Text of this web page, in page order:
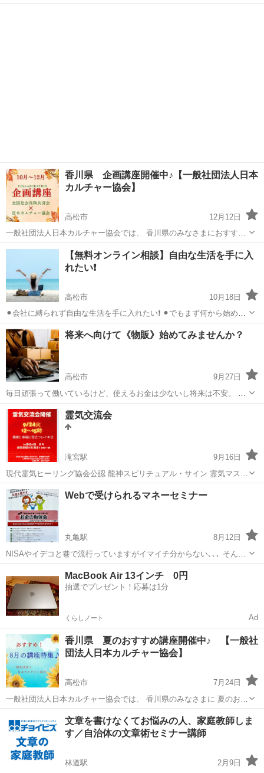
で緊張しやすい… ・言葉につまって上手く話せないときがある… ・人
香川県 企画講座開催中♪【一般社団法人日本
カルチャー協会】
高松市
12月12日
一般社団法人日本カルチャー協会では、 香川県のみなさまにおすすめ
の企画講座の開催をしております。 その他、下記の様々な募集も行っ
ております。 下記のURLをクリックすると、日程などの詳細情報を見
ることができ、 24時...
香川 高松市 生活知識 先生
【無料オンライン相談】自由な生活を手に入
れたい❗️
高松市
10月18日
⚫︎会社に縛られず自由な生活を手に入れたい❗️ ⚫︎でもまず何から始めた
ら良いか分からない💦 ⚫︎ちゃんと学んでから取り組みたい！！ そんな
風に悩んでいませんか？？ 僕も元々会社員で どうしたら...
香川 高松市 その他 オンライン
将来へ向けて《物販》始めてみませんか？
高松市
9月27日
毎日頑張って働いているけど、使えるお金は少ないし将来は不安。 で
もなかなか忙しくて、何も出来てない。 そのお悩み物販で解決してみ
ませんか？ 育児に仕事忙しいシングルマザーの方でも、会社員の方で
も 仕事の合間のスキマ時間の月...
香川 高松市 生活知識
霊気交流会
滝宮駅
9月16日
現代霊気ヒーリング協会公認 龍神スピリチュアル・サイン 霊気マスタ
ー 龍神朱香.(しゅか) 🔴霊気に関心がある方 (学んだ系統、段階関係
なく 未受講の方も大歓迎) 🔴レイキに親しみ、
気...
香川 綾歌郡 滝宮駅 セラピー
Webで受けられるマネーセミナー
丸亀駅
8月12日
NISAやイデコと巷で流行っていますがイマイチ分からない､､､ そんな
方にゼロから仕組みや 投資信託、運用を今すべき理由をお伝えしま
す！
投資信託
MacBook Air 13インチ 0円
抽選でプレゼント！応募は1分
くらしノート Ad
香川県 夏のおすすめ講座開催中♪ 【一般社
団法人日本カルチャー協会】
高松市
7月24日
一般社団法人日本カルチャー協会では、 香川県のみなさまに 夏のおす
すめ講座の開催をしております。 その他、下記の様々な講座や募集も
行っておりますので、 宜しくお願い致します。 ◆【夏のおすすめ講
座】オン...
生活知識 オンライン
文章を書けなくてお悩みの人、家庭教師しま
す／自治体の文章術セミナー講師
林道駅 2月9日